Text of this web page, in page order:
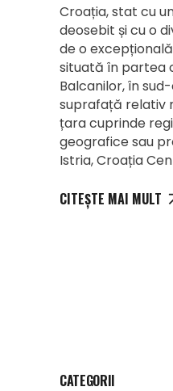
Croația, stat cu
deosebit și cu o
de o
situată în partea
Balcanilor, în
suprafață relativ
țara cuprinde
geografice sau
Istria, Croația
CITEȘTE MAI MULT
CATEGORII